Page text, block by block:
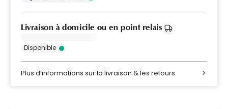
Livraison à domicile ou en point relais
Disponible
Plus d’informations sur la livraison & les retours